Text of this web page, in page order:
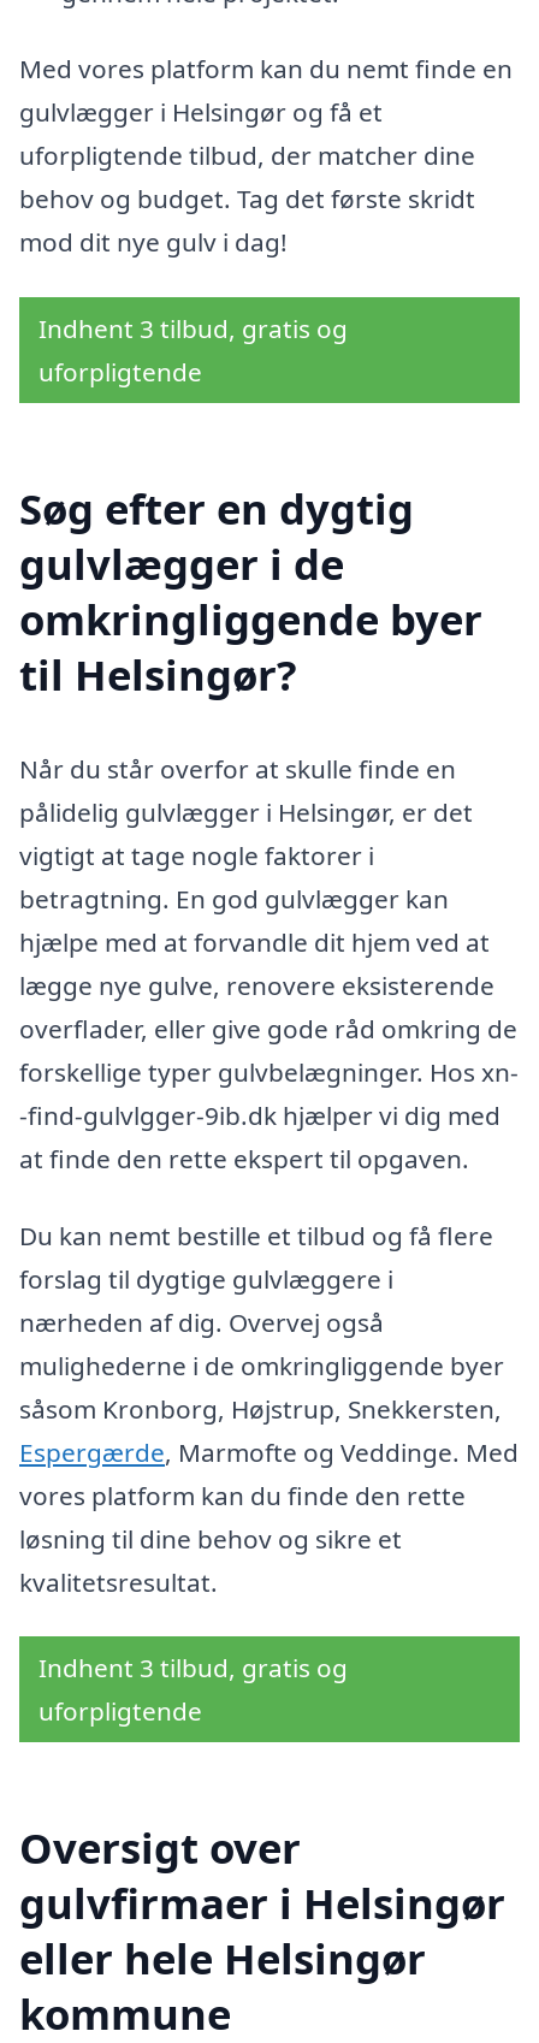
Med vores platform kan du nemt finde en
gulvlægger i Helsingør og få et
uforpligtende tilbud, der matcher dine
behov og budget. Tag det første skridt
mod dit nye gulv i dag!
Indhent 3 tilbud, gratis og
uforpligtende
Søg efter en dygtig
gulvlægger i de
omkringliggende byer
til Helsingør?
Når du står overfor at skulle finde en
pålidelig gulvlægger i Helsingør, er det
vigtigt at tage nogle faktorer i
betragtning. En god gulvlægger kan
hjælpe med at forvandle dit hjem ved at
lægge nye gulve, renovere eksisterende
overflader, eller give gode råd omkring de
forskellige typer gulvbelægninger. Hos xn-
-find-gulvlgger-9ib.dk hjælper vi dig med
at finde den rette ekspert til opgaven.
Du kan nemt bestille et tilbud og få flere
forslag til dygtige gulvlæggere i
nærheden af dig. Overvej også
mulighederne i de omkringliggende byer
såsom Kronborg, Højstrup, Snekkersten,
Espergærde, Marmofte og Veddinge. Med
vores platform kan du finde den rette
løsning til dine behov og sikre et
kvalitetsresultat.
Indhent 3 tilbud, gratis og
uforpligtende
Oversigt over
gulvfirmaer i Helsingør
eller hele Helsingør
kommune